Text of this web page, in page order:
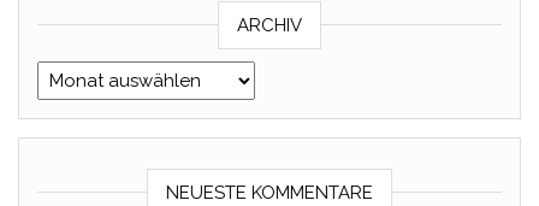
ARCHIV
Archiv
NEUESTE KOMMENTARE